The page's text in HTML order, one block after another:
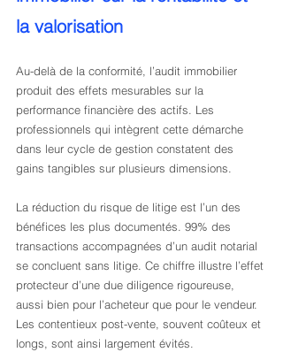
la valorisation
Au-delà de la conformité, l’audit immobilier
produit des effets mesurables sur la
performance financière des actifs. Les
professionnels qui intègrent cette démarche
dans leur cycle de gestion constatent des
gains tangibles sur plusieurs dimensions.
La réduction du risque de litige est l’un des
bénéfices les plus documentés. 99% des
transactions accompagnées d’un audit notarial
se concluent sans litige. Ce chiffre illustre l’effet
protecteur d’une due diligence rigoureuse,
aussi bien pour l’acheteur que pour le vendeur.
Les contentieux post-vente, souvent coûteux et
longs, sont ainsi largement évités.